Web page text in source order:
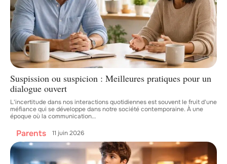
Suspission ou suspicion : Meilleures pratiques pour un
dialogue ouvert
L'incertitude dans nos interactions quotidiennes est souvent le fruit d'une
méfiance qui se développe dans notre société contemporaine. À une
époque où la communication…
Parents 11 juin 2026